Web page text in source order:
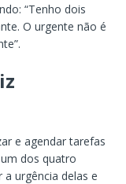
“Tenho dois
O urgente não é
e agendar tarefas
dos quatro
urgência delas e